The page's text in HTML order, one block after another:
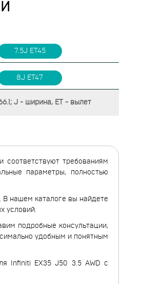
7.5J ET45
8J ET47
J - ширина, ET - вылет
требованиям
параметры, полностью
В нашем каталоге вы найдете
условий.
подробные консультации,
удобным и понятным
Infiniti EX35 J50 3.5 AWD с